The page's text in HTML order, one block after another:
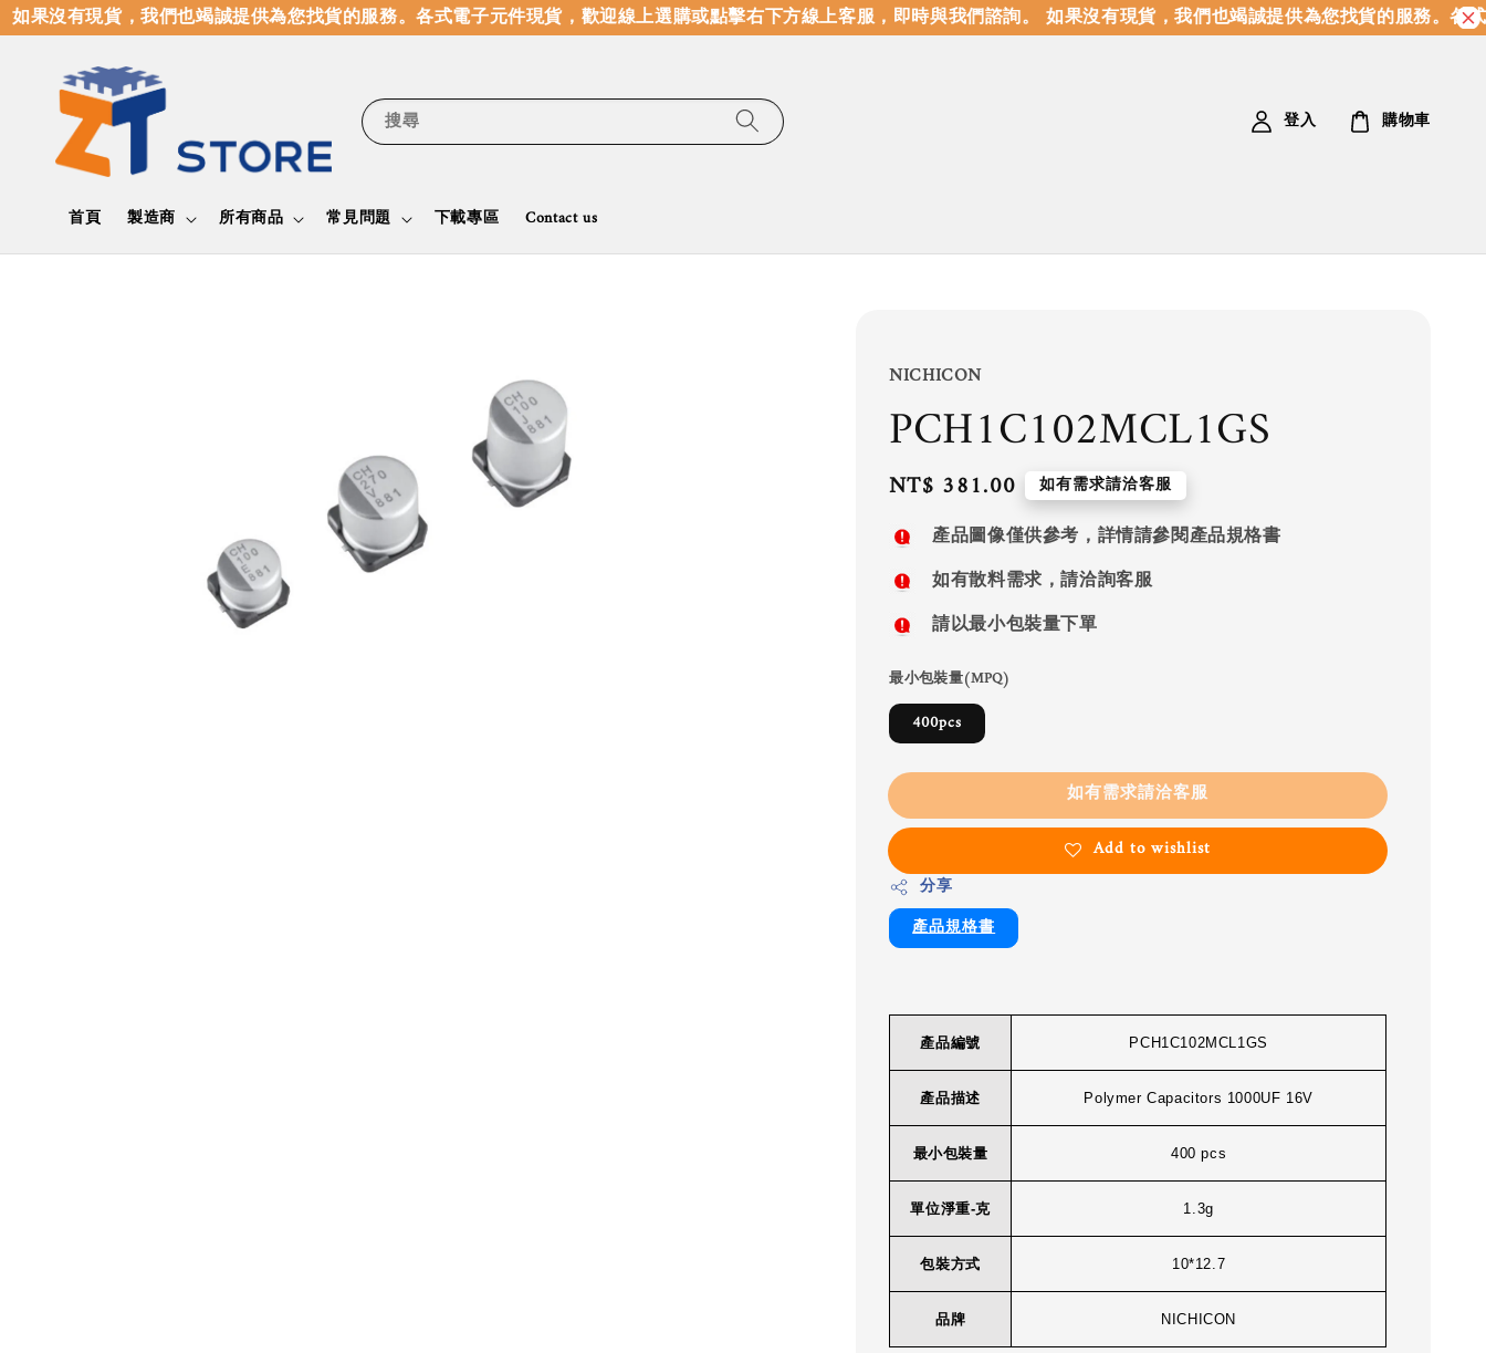
沒有現貨，我們也竭誠提供為您找貨的服務。各式電子元件現貨，歡迎線上選購或點擊右下方線上客服，即時與我們諮詢。 如果沒有現貨，我們也竭誠提供為您找貨的服務。各式
搜尋
首頁 製造商 所有商品 常見問題 下載專區 Contact us
登入 購物車
NICHICON
PCH1C102MCL1GS
Regular
price
NT$ 381.00 如有需求請洽客服
產品圖像僅供參考，詳情請參閱產品規格書
如有散料需求，請洽詢客服
請以最小包裝量下單
最小包裝量(MPQ)
400pcs
如有需求請洽客服
Add to wishlist
分享
產品規格書
產品編號 PCH1C102MCL1GS
產品描述 Polymer Capacitors 1000UF 16V
最小包裝量 400 pcs
單位淨重-克 1.3g
包裝方式 10*12.7
品牌 NICHICON